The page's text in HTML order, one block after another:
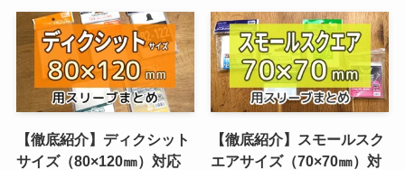
【徹底紹介】ディクシット
サイズ（80×120㎜）対応
【徹底紹介】スモールスク
エアサイズ（70×70㎜）対